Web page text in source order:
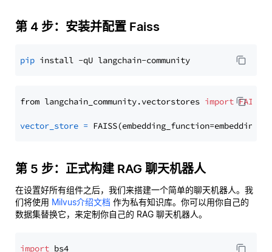
第 4 步：安装并配置 Faiss
pip
from langchain_community.vectorstores import FAISS
vector_store =
第 5 步：正式构建 RAG 聊天机器人
在设置好所有组件之后，我们来搭建一个简单的聊天机器人。我
们将使用 Milvus介绍文档 作为私有知识库。你可以用你自己的
数据集替换它，来定制你自己的 RAG 聊天机器人。
import